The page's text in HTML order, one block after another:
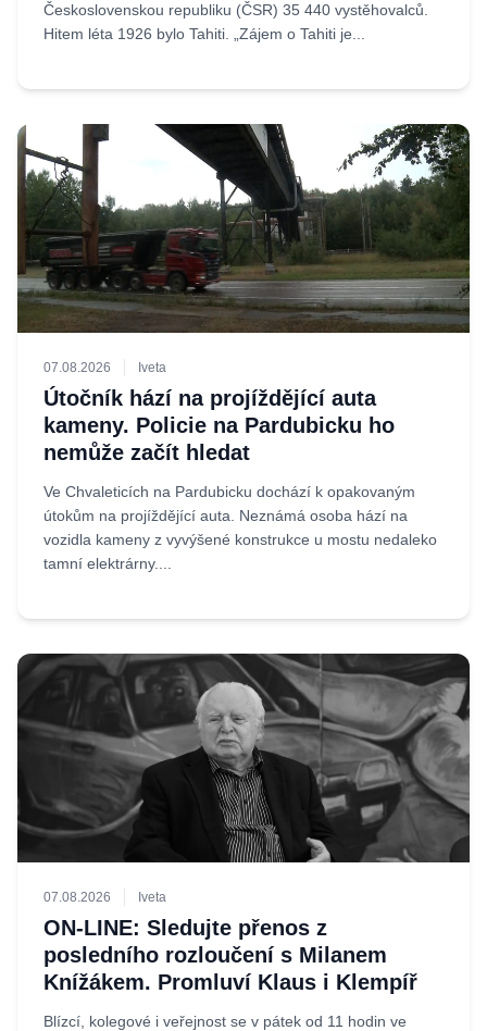
Československou republiku (ČSR) 35 440 vystěhovalců.
Hitem léta 1926 bylo Tahiti. „Zájem o Tahiti je...
07.08.2026 Iveta
Útočník hází na projíždějící auta
kameny. Policie na Pardubicku ho
nemůže začít hledat
Ve Chvaleticích na Pardubicku dochází k opakovaným
útokům na projíždějící auta. Neznámá osoba hází na
vozidla kameny z vyvýšené konstrukce u mostu nedaleko
tamní elektrárny....
07.08.2026 Iveta
ON-LINE: Sledujte přenos z
posledního rozloučení s Milanem
Knížákem. Promluví Klaus i Klempíř
Blízcí, kolegové i veřejnost se v pátek od 11 hodin ve